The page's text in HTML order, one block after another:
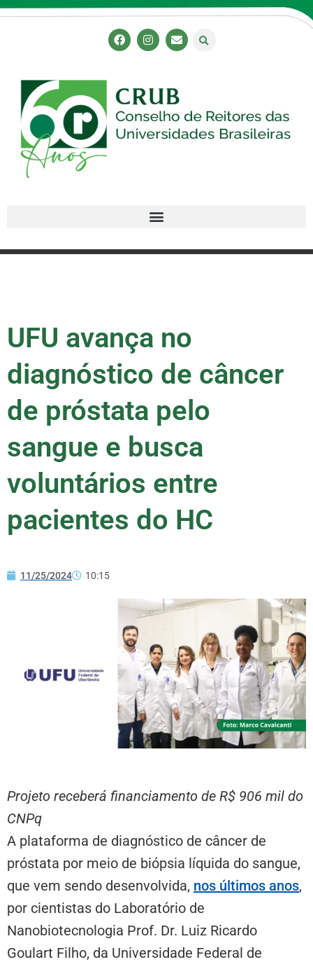
UFU avança no
diagnóstico de câncer
de próstata pelo
sangue e busca
voluntários entre
pacientes do HC
11/25/2024 10:15
Projeto receberá financiamento de R$ 906 mil do
CNPq
A plataforma de diagnóstico de câncer de
próstata por meio de biópsia líquida do sangue,
que vem sendo desenvolvida, nos últimos anos,
por cientistas do Laboratório de
Nanobiotecnologia Prof. Dr. Luiz Ricardo
Goulart Filho, da Universidade Federal de